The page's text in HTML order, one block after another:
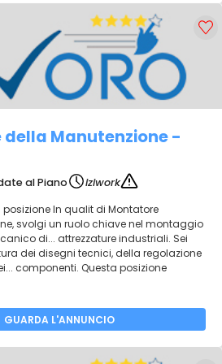
della Manutenzione -
al Piano
iziwork
posizione In qualit di Montatore
svolgi un ruolo chiave nel montaggio
di... attrezzature industriali. Sei
dei disegni tecnici, della regolazione
componenti. Questa posizione
GUARDA L'ANNUNCIO